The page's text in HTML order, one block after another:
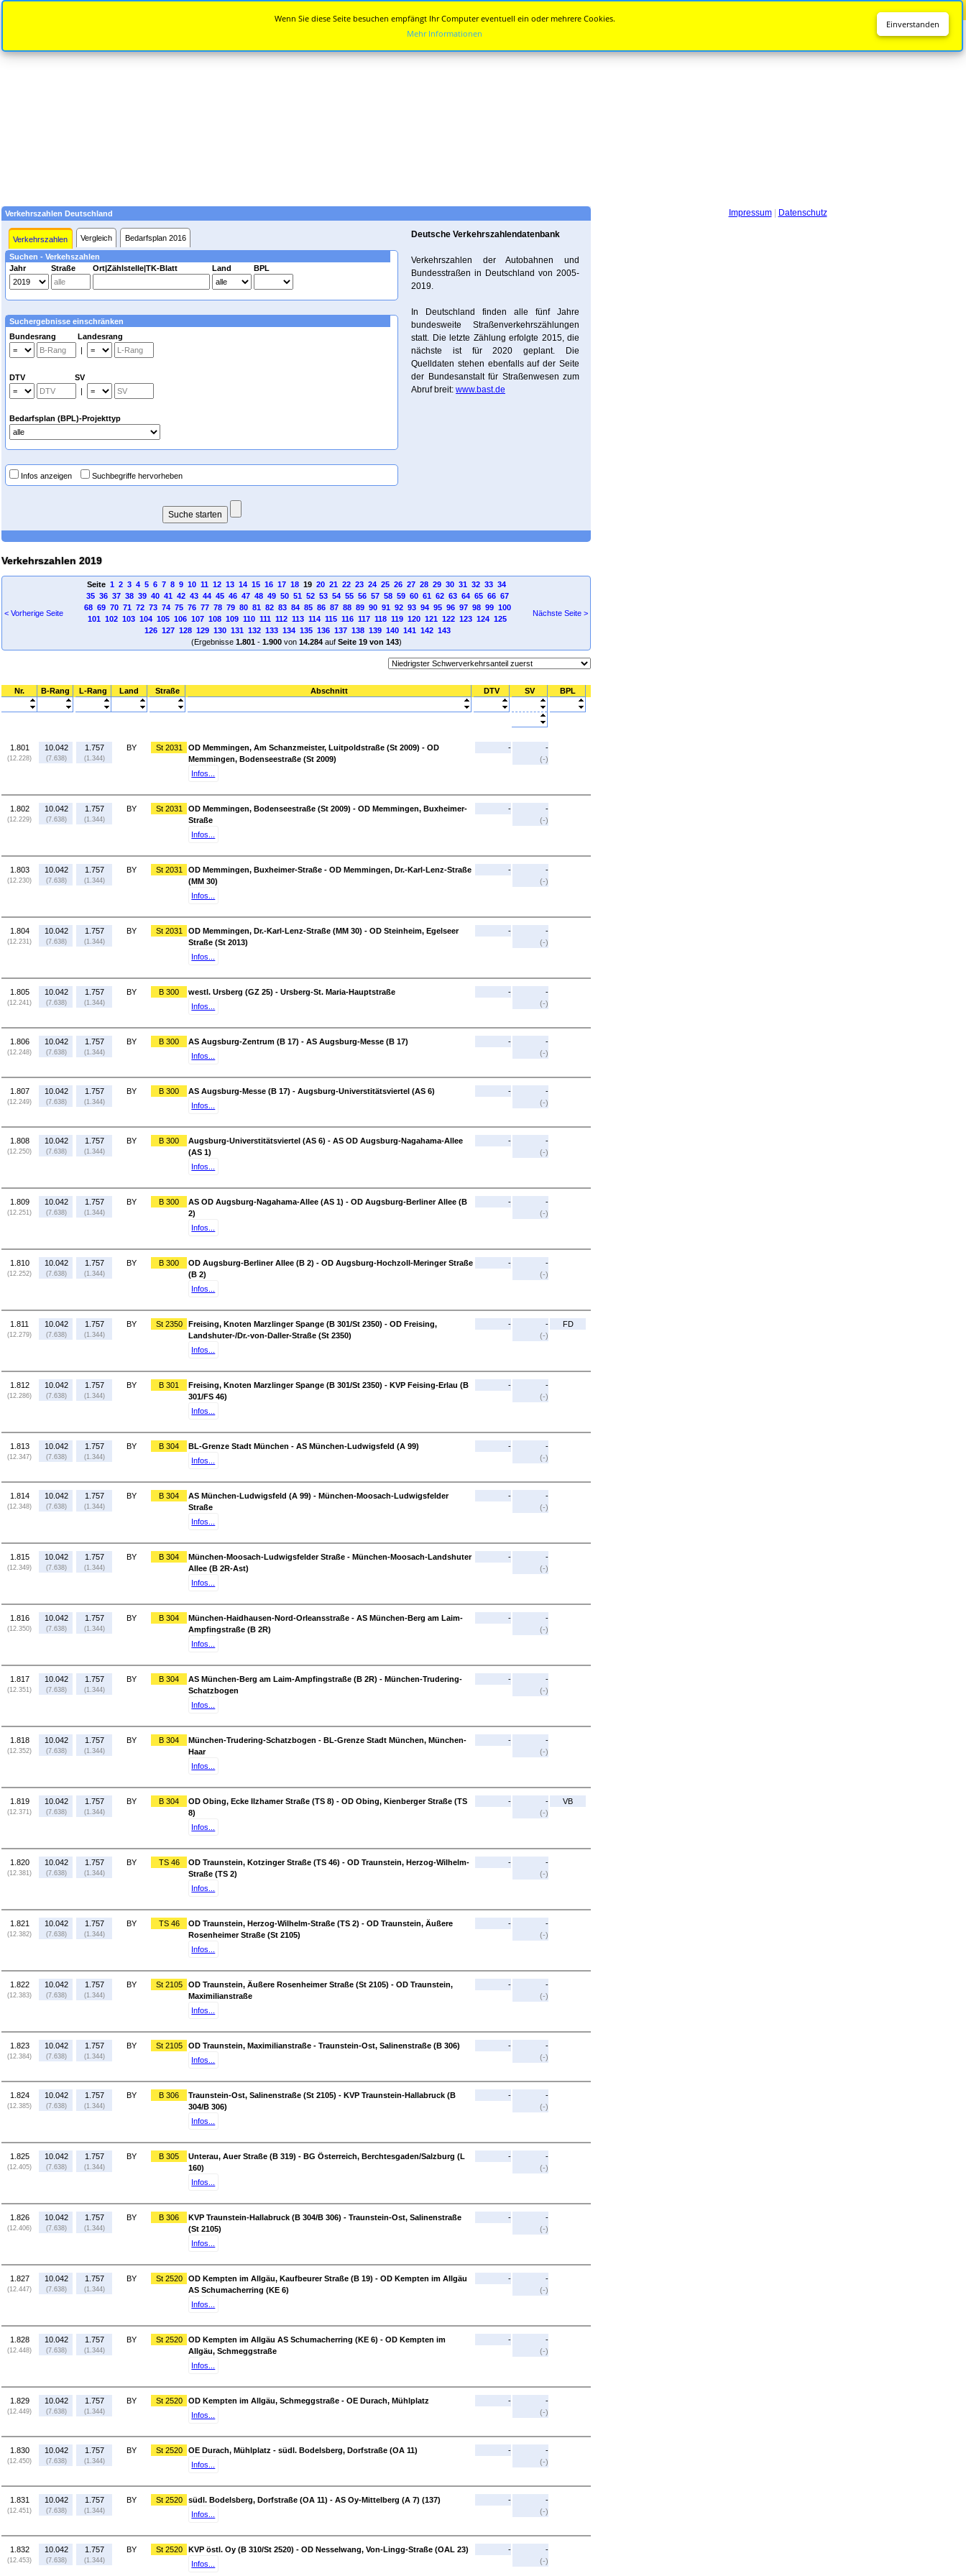
Verkehrszahlen Deutschland
Verkehrszahlen Vergleich Bedarfsplan 2016
Suchen - Verkehszahlen
Jahr
Straße Ort|Zählstelle|TK-Blatt Land BPL
Suchergebnisse einschränken
Bundesrang Landesrang
|
DTV SV
|
Bedarfsplan (BPL)-Projekttyp
Infos anzeigen Suchbegriffe hervorheben
Deutsche Verkehrszahlendatenbank
Verkehrszahlen der Autobahnen und
Bundesstraßen in Deutschland von 2005-
2019.
In Deutschland finden alle fünf Jahre
bundesweite Straßenverkehrszählungen
statt. Die letzte Zählung erfolgte 2015, die
nächste ist für 2020 geplant. Die
Quelldaten stehen ebenfalls auf der Seite
der Bundesanstalt für Straßenwesen zum
Abruf breit: www.bast.de
Verkehrszahlen 2019
< Vorherige Seite
Seite 1 2 3 4 5 6 7 8 9 10 11 12 13 14 15 16 17 1819 20 21 22 23 24 25 26 27 28 29 30 31 32 33 34
35 36 37 38 39 40 41 42 43 44 45 46 47 48 49 50 51 52 53 54 55 56 57 58 59 60 61 62 63 64 65 66 67
68 69 70 71 72 73 74 75 76 77 78 79 80 81 82 83 84 85 86 87 88 89 90 91 92 93 94 95 96 97 98 99 100
101 102 103 104 105 106 107 108 109 110 111 112 113 114 115 116 117 118 119 120 121 122 123 124 125
126 127 128 129 130 131 132 133 134 135 136 137 138 139 140 141 142 143
(Ergebnisse 1.801- 1.900von 14.284auf Seite 19 von 143)
Nächste Seite >
Nr. B-Rang L-Rang Land Straße Abschnitt DTV SV BPL
1.801
(12.228)
10.042
(7.638)
1.757
(1.344)
BY St 2031
OD Memmingen, Am Schanzmeister, Luitpoldstraße (St 2009) - OD
Memmingen, Bodenseestraße (St 2009)
Infos...
-
-
(-)
1.802
(12.229)
10.042
(7.638)
1.757
(1.344)
BY St 2031
OD Memmingen, Bodenseestraße (St 2009) - OD Memmingen, Buxheimer-
Straße
Infos...
-
-
(-)
1.803
(12.230)
10.042
(7.638)
1.757
(1.344)
BY St 2031
OD Memmingen, Buxheimer-Straße - OD Memmingen, Dr.-Karl-Lenz-Straße
(MM 30)
Infos...
-
-
(-)
1.804
(12.231)
10.042
(7.638)
1.757
(1.344)
BY St 2031
OD Memmingen, Dr.-Karl-Lenz-Straße (MM 30) - OD Steinheim, Egelseer
Straße (St 2013)
Infos...
-
-
(-)
1.805
(12.241)
10.042
(7.638)
1.757
(1.344)
BY B 300
westl. Ursberg (GZ 25) - Ursberg-St. Maria-Hauptstraße
Infos...
-
-
(-)
1.806
(12.248)
10.042
(7.638)
1.757
(1.344)
BY B 300
AS Augsburg-Zentrum (B 17) - AS Augsburg-Messe (B 17)
Infos...
-
-
(-)
1.807
(12.249)
10.042
(7.638)
1.757
(1.344)
BY B 300
AS Augsburg-Messe (B 17) - Augsburg-Universtitätsviertel (AS 6)
Infos...
-
-
(-)
1.808
(12.250)
10.042
(7.638)
1.757
(1.344)
BY B 300
Augsburg-Universtitätsviertel (AS 6) - AS OD Augsburg-Nagahama-Allee
(AS 1)
Infos...
-
-
(-)
1.809
(12.251)
10.042
(7.638)
1.757
(1.344)
BY B 300
AS OD Augsburg-Nagahama-Allee (AS 1) - OD Augsburg-Berliner Allee (B
2)
Infos...
-
-
(-)
1.810
(12.252)
10.042
(7.638)
1.757
(1.344)
BY B 300
OD Augsburg-Berliner Allee (B 2) - OD Augsburg-Hochzoll-Meringer Straße
(B 2)
Infos...
-
-
(-)
1.811
(12.279)
10.042
(7.638)
1.757
(1.344)
BY St 2350
Freising, Knoten Marzlinger Spange (B 301/St 2350) - OD Freising,
Landshuter-/Dr.-von-Daller-Straße (St 2350)
Infos...
-
-
(-)
FD
1.812
(12.286)
10.042
(7.638)
1.757
(1.344)
BY B 301
Freising, Knoten Marzlinger Spange (B 301/St 2350) - KVP Feising-Erlau (B
301/FS 46)
Infos...
-
-
(-)
1.813
(12.347)
10.042
(7.638)
1.757
(1.344)
BY B 304
BL-Grenze Stadt München - AS München-Ludwigsfeld (A 99)
Infos...
-
-
(-)
1.814
(12.348)
10.042
(7.638)
1.757
(1.344)
BY B 304
AS München-Ludwigsfeld (A 99) - München-Moosach-Ludwigsfelder
Straße
Infos...
-
-
(-)
1.815
(12.349)
10.042
(7.638)
1.757
(1.344)
BY B 304
München-Moosach-Ludwigsfelder Straße - München-Moosach-Landshuter
Allee (B 2R-Ast)
Infos...
-
-
(-)
1.816
(12.350)
10.042
(7.638)
1.757
(1.344)
BY B 304
München-Haidhausen-Nord-Orleansstraße - AS München-Berg am Laim-
Ampfingstraße (B 2R)
Infos...
-
-
(-)
1.817
(12.351)
10.042
(7.638)
1.757
(1.344)
BY B 304
AS München-Berg am Laim-Ampfingstraße (B 2R) - München-Trudering-
Schatzbogen
Infos...
-
-
(-)
1.818
(12.352)
10.042
(7.638)
1.757
(1.344)
BY B 304
München-Trudering-Schatzbogen - BL-Grenze Stadt München, München-
Haar
Infos...
-
-
(-)
1.819
(12.371)
10.042
(7.638)
1.757
(1.344)
BY B 304
OD Obing, Ecke Ilzhamer Straße (TS 8) - OD Obing, Kienberger Straße (TS
8)
Infos...
-
-
(-)
VB
1.820
(12.381)
10.042
(7.638)
1.757
(1.344)
BY TS 46
OD Traunstein, Kotzinger Straße (TS 46) - OD Traunstein, Herzog-Wilhelm-
Straße (TS 2)
Infos...
-
-
(-)
1.821
(12.382)
10.042
(7.638)
1.757
(1.344)
BY TS 46
OD Traunstein, Herzog-Wilhelm-Straße (TS 2) - OD Traunstein, Äußere
Rosenheimer Straße (St 2105)
Infos...
-
-
(-)
1.822
(12.383)
10.042
(7.638)
1.757
(1.344)
BY St 2105
OD Traunstein, Äußere Rosenheimer Straße (St 2105) - OD Traunstein,
Maximilianstraße
Infos...
-
-
(-)
1.823
(12.384)
10.042
(7.638)
1.757
(1.344)
BY St 2105
OD Traunstein, Maximilianstraße - Traunstein-Ost, Salinenstraße (B 306)
Infos...
-
-
(-)
1.824
(12.385)
10.042
(7.638)
1.757
(1.344)
BY B 306
Traunstein-Ost, Salinenstraße (St 2105) - KVP Traunstein-Hallabruck (B
304/B 306)
Infos...
-
-
(-)
1.825
(12.405)
10.042
(7.638)
1.757
(1.344)
BY B 305
Unterau, Auer Straße (B 319) - BG Österreich, Berchtesgaden/Salzburg (L
160)
Infos...
-
-
(-)
1.826
(12.406)
10.042
(7.638)
1.757
(1.344)
BY B 306
KVP Traunstein-Hallabruck (B 304/B 306) - Traunstein-Ost, Salinenstraße
(St 2105)
Infos...
-
-
(-)
1.827
(12.447)
10.042
(7.638)
1.757
(1.344)
BY St 2520
OD Kempten im Allgäu, Kaufbeurer Straße (B 19) - OD Kempten im Allgäu
AS Schumacherring (KE 6)
Infos...
-
-
(-)
1.828
(12.448)
10.042
(7.638)
1.757
(1.344)
BY St 2520
OD Kempten im Allgäu AS Schumacherring (KE 6) - OD Kempten im
Allgäu, Schmeggstraße
Infos...
-
-
(-)
1.829
(12.449)
10.042
(7.638)
1.757
(1.344)
BY St 2520
OD Kempten im Allgäu, Schmeggstraße - OE Durach, Mühlplatz
Infos...
-
-
(-)
1.830
(12.450)
10.042
(7.638)
1.757
(1.344)
BY St 2520
OE Durach, Mühlplatz - südl. Bodelsberg, Dorfstraße (OA 11)
Infos...
-
-
(-)
1.831
(12.451)
10.042
(7.638)
1.757
(1.344)
BY St 2520
südl. Bodelsberg, Dorfstraße (OA 11) - AS Oy-Mittelberg (A 7) (137)
Infos...
-
-
(-)
1.832
(12.453)
10.042
(7.638)
1.757
(1.344)
BY St 2520
KVP östl. Oy (B 310/St 2520) - OD Nesselwang, Von-Lingg-Straße (OAL 23)
Infos...
-
-
(-)
Impressum| Datenschutz
Einverstanden
Wenn Sie diese Seite besuchen empfängt Ihr Computer eventuell ein oder mehrere Cookies.
Mehr Informationen